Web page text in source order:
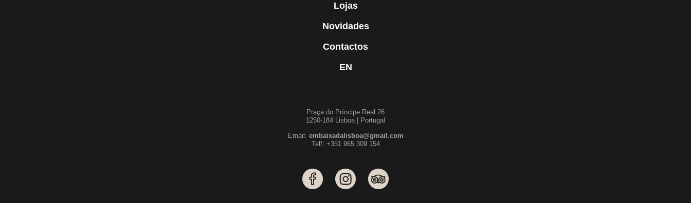
Lojas
Novidades
Contactos
EN
Praça do Príncipe Real 26
1250-184 Lisboa | Portugal
Email: embaixadalisboa@gmail.com
Telf: +351 965 309 154